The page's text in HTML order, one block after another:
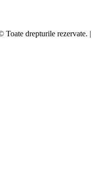
drepturile rezervate. |